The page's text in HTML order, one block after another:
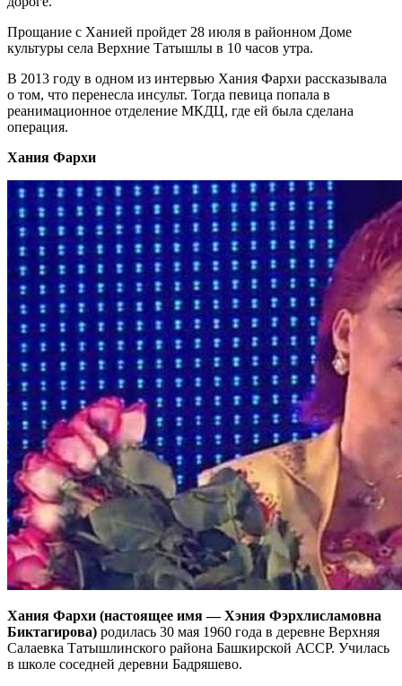
Прощание с Ханией пройдет 28 июля в районном Доме
культуры села Верхние Татышлы в 10 часов утра.
В 2013 году в одном из интервью Хания Фархи рассказывала
о том, что перенесла инсульт. Тогда певица попала в
реанимационное отделение МКДЦ, где ей была сделана
операция.
Хания Фархи
Хания Фархи (настоящее имя — Хэния Фэрхлисламовна
Биктагирова) родилась 30 мая 1960 года в деревне Верхняя
Салаевка Татышлинского района Башкирской АССР. Училась
в школе соседней деревни Бадряшево.